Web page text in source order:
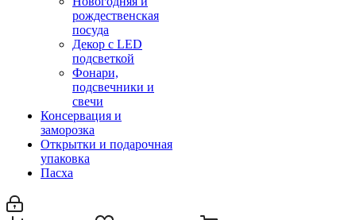
рождественская
посуда
Декор с LED
подсветкой
Фонари,
подсвечники и
свечи
Консервация и
заморозка
Открытки и подарочная
упаковка
Пасха